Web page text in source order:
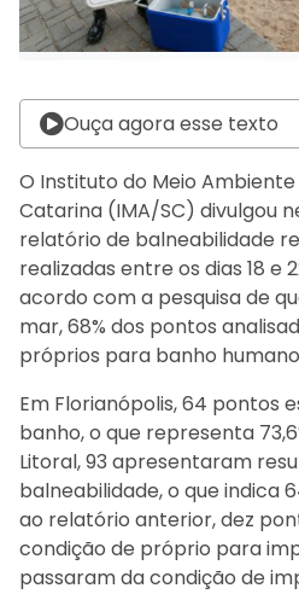
Ouça agora esse texto
O Instituto do Meio
Catarina (IMA/SC) divulgou
relatório de balneabilidade
realizadas entre os dias 18 e
acordo com a pesquisa de
mar, 68% dos pontos
próprios para banho
Em Florianópolis, 64 pontos
banho, o que representa
Litoral, 93 apresentaram
balneabilidade, o que indica
ao relatório anterior, dez
condição de próprio para
passaram da condição de